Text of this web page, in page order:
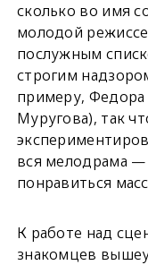
сколько во имя
молодой
послужным
строгим
примеру, Федора
Муругова), так
вся мелодрама
понравиться
К работе над
знакомцев